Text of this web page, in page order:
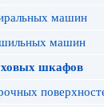
машин
машин
шкафов